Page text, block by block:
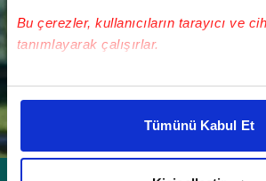
Bu çerezler, kullanıcıların tarayıcı ve
tanımlayarak çalışırlar.
Bu çerezlere izin vermeniz halinde
daha iyi reklam deneyimi yaşatabiliriz.
amacımızın size daha iyi bir reklam
Tümünü Kabul Et